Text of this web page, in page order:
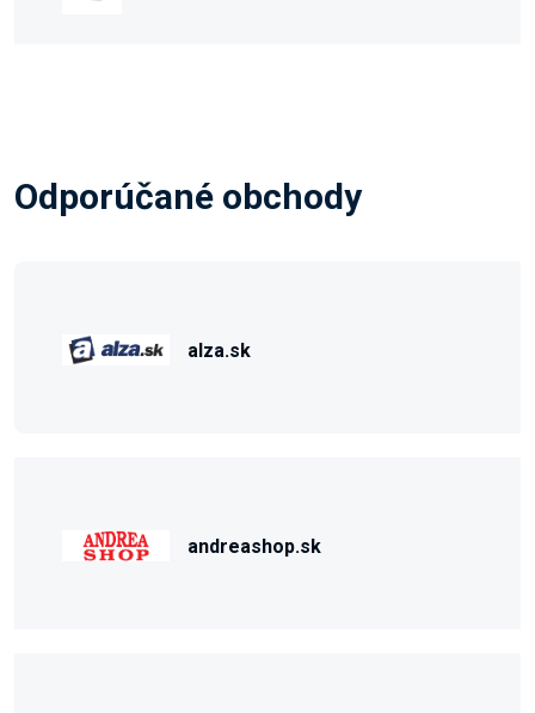
Odporúčané obchody
alza.sk
andreashop.sk